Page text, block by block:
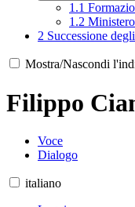
1.1
1.2
2 Successione
Mostra/Nascondi
Filippo
Voce
Dialogo
italiano